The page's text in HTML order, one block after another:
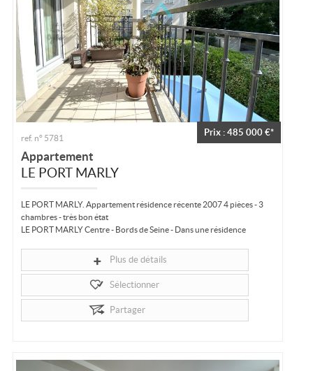
Prix : 485 000 €*
ref. n° 5781
Appartement
LE PORT MARLY
LE PORT MARLY. Appartement résidence récente 2007 4 pièces - 3
chambres - très bon état
LE PORT MARLY Centre - Bords de Seine - Dans une résidence
Plus de détails
Sélectionner
Partager